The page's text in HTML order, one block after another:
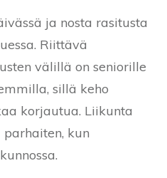
ja nosta rasitusta
Riittävä
välillä on seniorille
sillä keho
korjautua. Liikunta
kun